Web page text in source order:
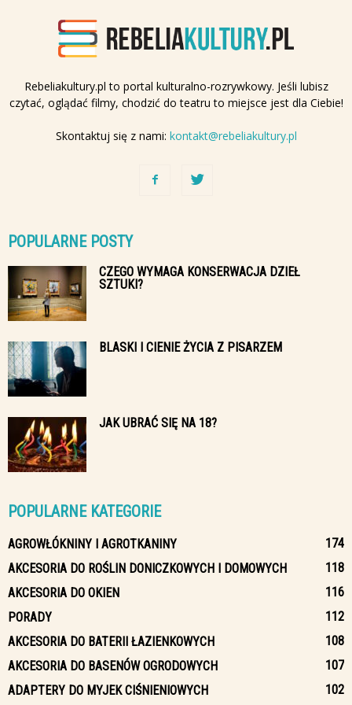
Rebeliakultury.pl to portal kulturalno-rozrywkowy. Jeśli lubisz
czytać, oglądać filmy, chodzić do teatru to miejsce jest dla Ciebie!
Skontaktuj się z nami: kontakt@rebeliakultury.pl
POPULARNE POSTY
CZEGO WYMAGA KONSERWACJA DZIEŁ
SZTUKI?
BLASKI I CIENIE ŻYCIA Z PISARZEM
JAK UBRAĆ SIĘ NA 18?
POPULARNE KATEGORIE
AGROWŁÓKNINY I AGROTKANINY
174
AKCESORIA DO ROŚLIN DONICZKOWYCH I DOMOWYCH
118
AKCESORIA DO OKIEN
116
PORADY
112
AKCESORIA DO BATERII ŁAZIENKOWYCH
108
AKCESORIA DO BASENÓW OGRODOWYCH
107
ADAPTERY DO MYJEK CIŚNIENIOWYCH
102